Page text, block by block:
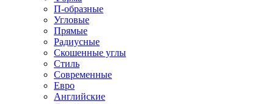
П-образные
Угловые
Прямые
Радиусные
Скошенные углы
Стиль
Современные
Евро
Английские